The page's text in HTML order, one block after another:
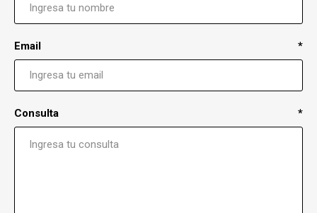
Email *
Consulta *